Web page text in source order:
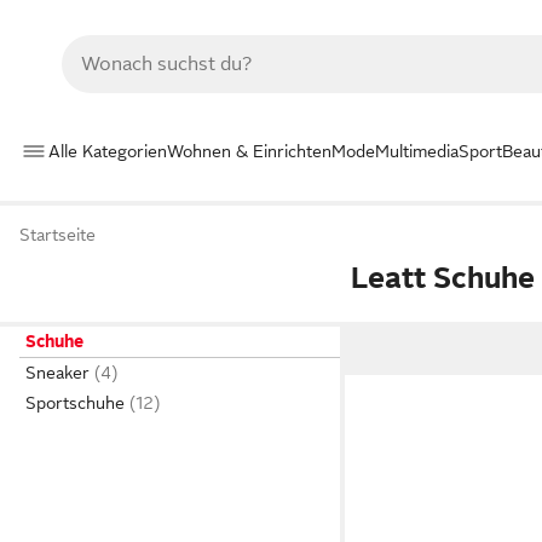
Alle KategorienWohnen & EinrichtenModeMultimediaSport
Startseite
Leatt Schuhe
Schuhe
Sneaker
Sportschuhe